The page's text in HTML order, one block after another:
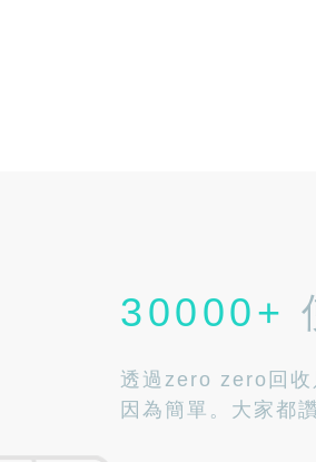
30000+
透過zero zero回收
因為簡單。大家都